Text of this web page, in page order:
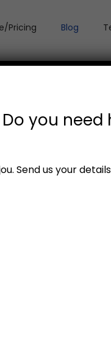
Pricing Blog
Aanlyn
you need
Send us your